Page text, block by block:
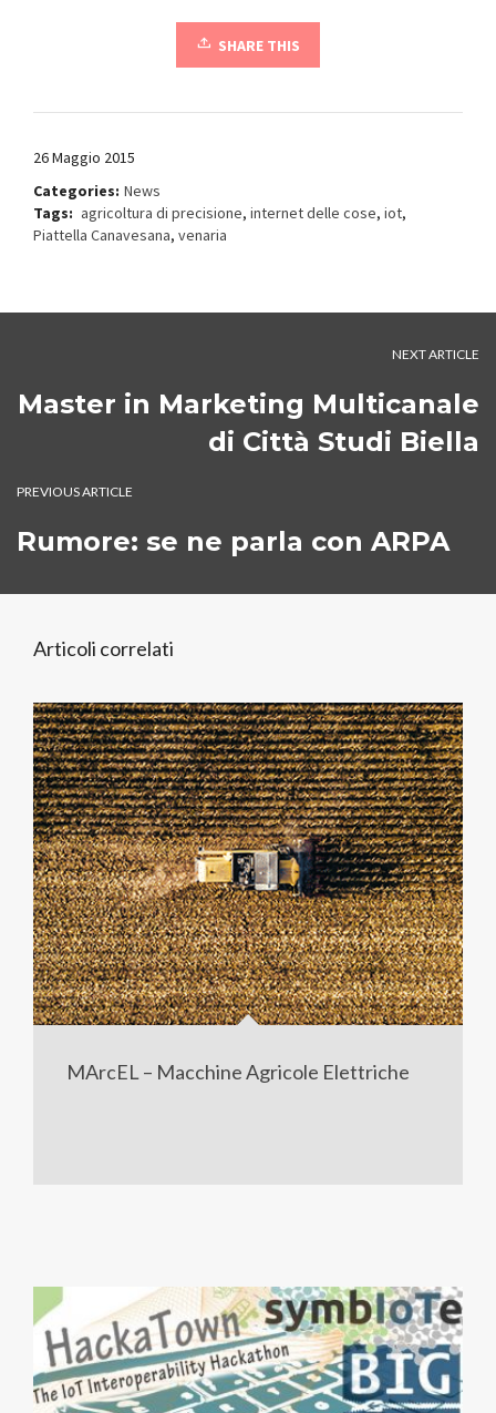
SHARE THIS
26 Maggio 2015
Categories: News
Tags: agricoltura di precisione, internet delle cose, iot,
Piattella Canavesana, venaria
NEXT ARTICLE
Master in Marketing Multicanale
di Città Studi Biella
PREVIOUS ARTICLE
Rumore: se ne parla con ARPA
Articoli correlati
MArcEL – Macchine Agricole Elettriche